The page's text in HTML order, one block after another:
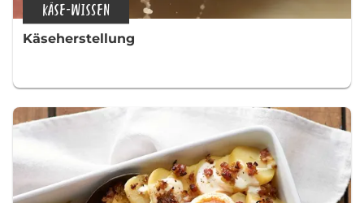
KÄSE-WISSEN
Käseherstellung